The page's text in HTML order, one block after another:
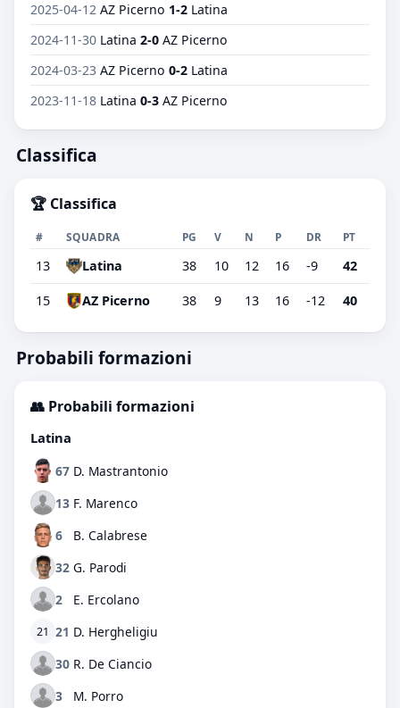
2025-04-12 AZ Picerno 1-2 Latina
2024-11-30 Latina 2-0 AZ Picerno
2024-03-23 AZ Picerno 0-2 Latina
2023-11-18 Latina 0-3 AZ Picerno
Classifica
🏆 Classifica
# SQUADRA PG V N P DR PT
13 Latina 38 10 12 16 -9 42
15 AZ Picerno 38 9 13 16 -12 40
Probabili formazioni
👥 Probabili formazioni
Latina
67 D. Mastrantonio
13 F. Marenco
6
B. Calabrese
32 G. Parodi
2
E. Ercolano
21 21 D. Hergheligiu
30 R. De Ciancio
3
M. Porro